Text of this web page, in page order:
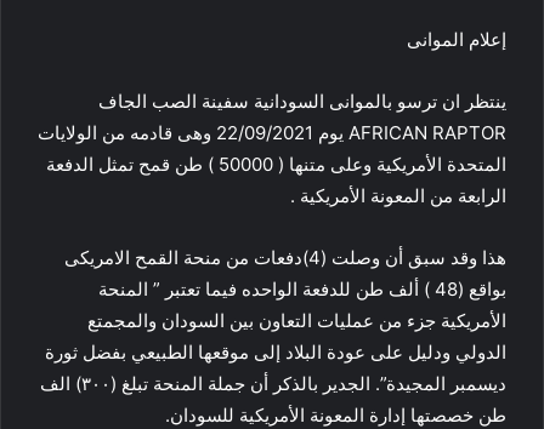
إعلام الموانى
ينتظر ان ترسو بالموانى السودانية سفينة الصب الجاف
AFRICAN RAPTOR يوم 22/09/2021 وهى قادمه من الولايات
المتحدة الأمريكية وعلى متنها ( 50000 ) طن قمح تمثل الدفعة
الرابعة من المعونة الأمريكية .
هذا وقد سبق أن وصلت (4)دفعات من منحة القمح الامريكى
بواقع (48 ) ألف طن للدفعة الواحده فيما تعتبر ” المنحة
الأمريكية جزء من عمليات التعاون بين السودان والمجمتع
الدولي ودليل على عودة البلاد إلى موقعها الطبيعي بفضل ثورة
ديسمبر المجيدة”. الجدير بالذكر أن جملة المنحة تبلغ (٣٠٠) الف
طن خصصتها إدارة المعونة الأمريكية للسودان.